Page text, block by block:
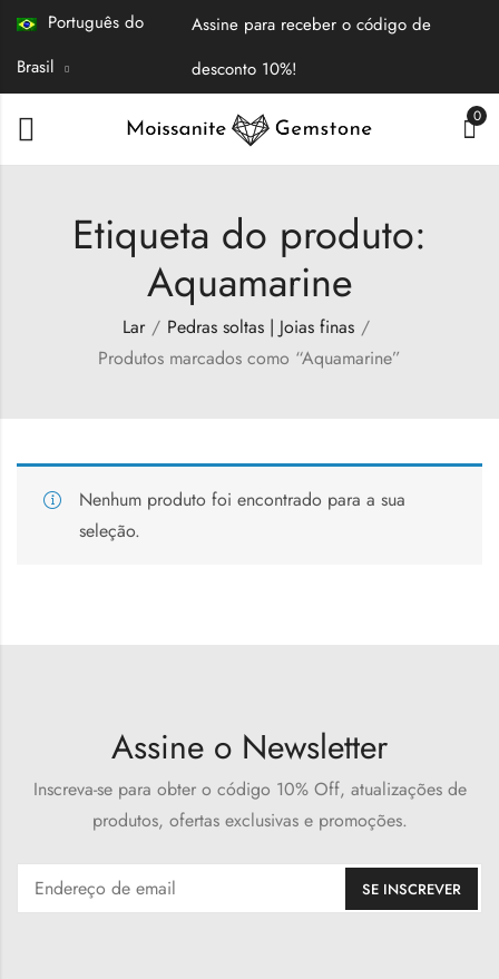
Português do
Brasil
Assine para receber o código de
desconto 10%!
0
Etiqueta do produto:
Aquamarine
Lar
Pedras soltas | Joias finas
Produtos marcados como “Aquamarine”
Nenhum produto foi encontrado para a sua
seleção.
Assine o Newsletter
Inscreva-se para obter o código 10% Off, atualizações de
produtos, ofertas exclusivas e promoções.